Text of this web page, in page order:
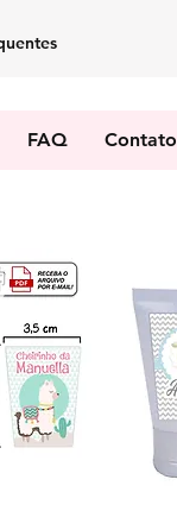
FAQ Contato